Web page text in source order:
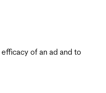
of an ad and to